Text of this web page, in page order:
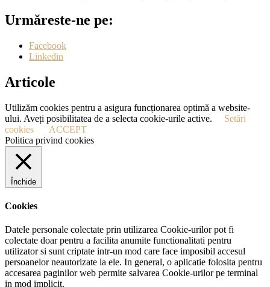
Urmăreste-ne pe:
Facebook
Linkedin
Articole
Utilizăm cookies pentru a asigura funcționarea optimă a website-
ului. Aveți posibilitatea de a selecta cookie-urile active.
Setări
cookies
ACCEPT
Politica privind cookies
Închide
Cookies
Datele personale colectate prin utilizarea Cookie-urilor pot fi
colectate doar pentru a facilita anumite functionalitati pentru
utilizator si sunt criptate intr-un mod care face imposibil accesul
persoanelor neautorizate la ele. In general, o aplicatie folosita pentru
accesarea paginilor web permite salvarea Cookie-urilor pe terminal
in mod implicit.